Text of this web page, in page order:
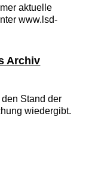
aktuelle
www.lsd-
Archiv
Stand der
wiedergibt.